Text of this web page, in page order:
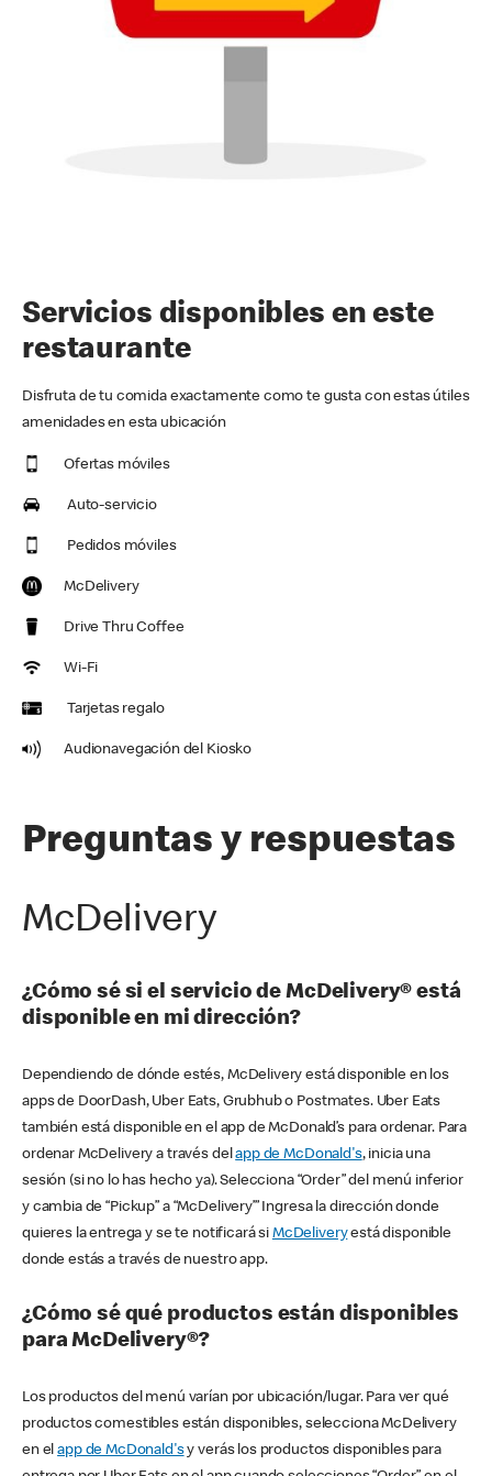
Servicios disponibles en este
restaurante
Disfruta de tu comida exactamente como te gusta con estas útiles
amenidades en esta ubicación
Ofertas móviles
Auto-servicio
Pedidos móviles
McDelivery
Drive Thru Coffee
Wi-Fi
Tarjetas regalo
Audionavegación del Kiosko
Preguntas y respuestas
McDelivery
¿Cómo sé si el servicio de McDelivery® está
disponible en mi dirección?
Dependiendo de dónde estés, McDelivery está disponible en los
apps de DoorDash, Uber Eats, Grubhub o Postmates. Uber Eats
también está disponible en el app de McDonald’s para ordenar. Para
ordenar McDelivery a través delapp de McDonald's, inicia una
sesión (si no lo has hecho ya). Selecciona “Order” del menú inferior
y cambia de “Pickup” a “McDelivery’” Ingresa la dirección donde
quieres la entrega y se te notificará si McDeliveryestá disponible
donde estás a través de nuestro app.
¿Cómo sé qué productos están disponibles
para McDelivery®?
Los productos del menú varían por ubicación/lugar. Para ver qué
productos comestibles están disponibles, selecciona McDelivery
en elapp de McDonald'sy verás los productos disponibles para